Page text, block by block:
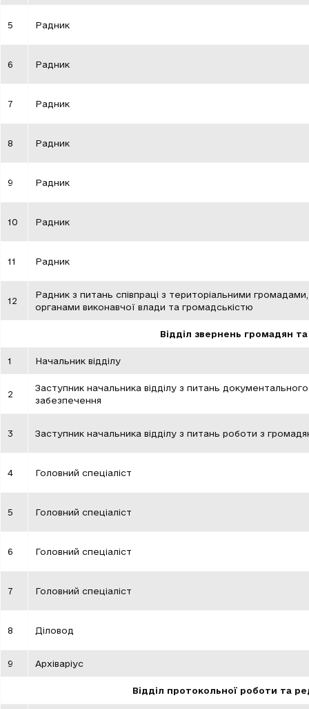
5 Радник
6 Радник
7 Радник
8 Радник
9 Радник
10 Радник
11 Радник
12
Радник з питань співпраці з територіальними громадами,
органами виконавчої влади та громадськістю
Відділ звернень громадян
1 Начальник відділу
2
Заступник начальника відділу з питань документального
забезпечення
3 Заступник начальника відділу з питань роботи з
4 Головний спеціаліст
5 Головний спеціаліст
6 Головний спеціаліст
7 Головний спеціаліст
8 Діловод
9 Архіваріус
Відділ протокольної роботи та